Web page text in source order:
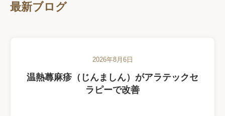
最新ブログ
2026年8月6日
温熱蕁麻疹（じんましん）がアラテックセ
ラピーで改善